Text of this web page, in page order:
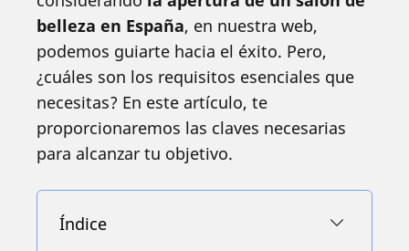
belleza en España, en nuestra web,
podemos guiarte hacia el éxito. Pero,
¿cuáles son los requisitos esenciales que
necesitas? En este artículo, te
proporcionaremos las claves necesarias
para alcanzar tu objetivo.
Índice